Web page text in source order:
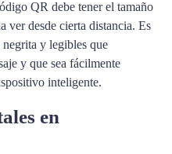
QR debe tener el tamaño
ver desde cierta distancia. Es
negrita y legibles que
y que sea fácilmente
inteligente.
en